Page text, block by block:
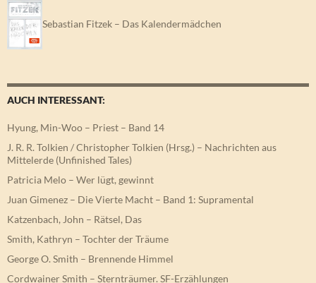
Sebastian Fitzek – Das Kalendermädchen
AUCH INTERESSANT:
Hyung, Min-Woo – Priest – Band 14
J. R. R. Tolkien / Christopher Tolkien (Hrsg.) – Nachrichten aus
Mittelerde (Unfinished Tales)
Patricia Melo – Wer lügt, gewinnt
Juan Gimenez – Die Vierte Macht – Band 1: Supramental
Katzenbach, John – Rätsel, Das
Smith, Kathryn – Tochter der Träume
George O. Smith – Brennende Himmel
Cordwainer Smith – Sternträumer. SF-Erzählungen